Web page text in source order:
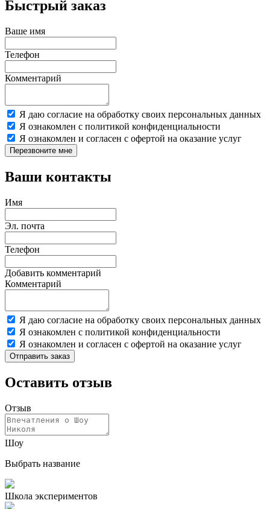
Быстрый заказ
Ваше имя
Телефон
Комментарий
Я даю согласие на обработку своих персональных данных
Я ознакомлен с политикой конфиденциальности
Я ознакомлен и согласен с офертой на оказание услуг
Перезвоните мне
Ваши контакты
Имя
Эл. почта
Телефон
Добавить комментарий
Комментарий
Я даю согласие на обработку своих персональных данных
Я ознакомлен с политикой конфиденциальности
Я ознакомлен и согласен с офертой на оказание услуг
Отправить заказ
Оставить отзыв
Отзыв
Шоу
Выбрать название
Школа экспериментов